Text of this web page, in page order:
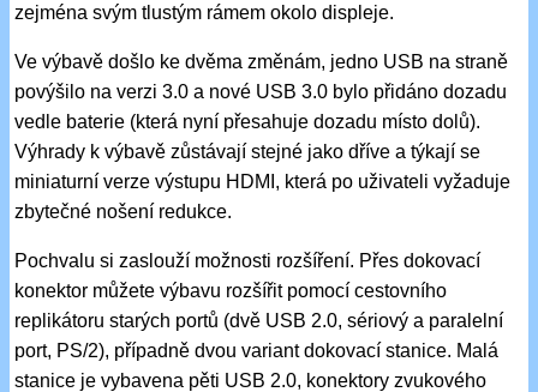
zejména svým tlustým rámem okolo displeje.
Ve výbavě došlo ke dvěma změnám, jedno USB na straně
povýšilo na verzi 3.0 a nové USB 3.0 bylo přidáno dozadu
vedle baterie (která nyní přesahuje dozadu místo dolů).
Výhrady k výbavě zůstávají stejné jako dříve a týkají se
miniaturní verze výstupu HDMI, která po uživateli vyžaduje
zbytečné nošení redukce.
Pochvalu si zaslouží možnosti rozšíření. Přes dokovací
konektor můžete výbavu rozšířit pomocí cestovního
replikátoru starých portů (dvě USB 2.0, sériový a paralelní
port, PS/2), případně dvou variant dokovací stanice. Malá
stanice je vybavena pěti USB 2.0, konektory zvukového